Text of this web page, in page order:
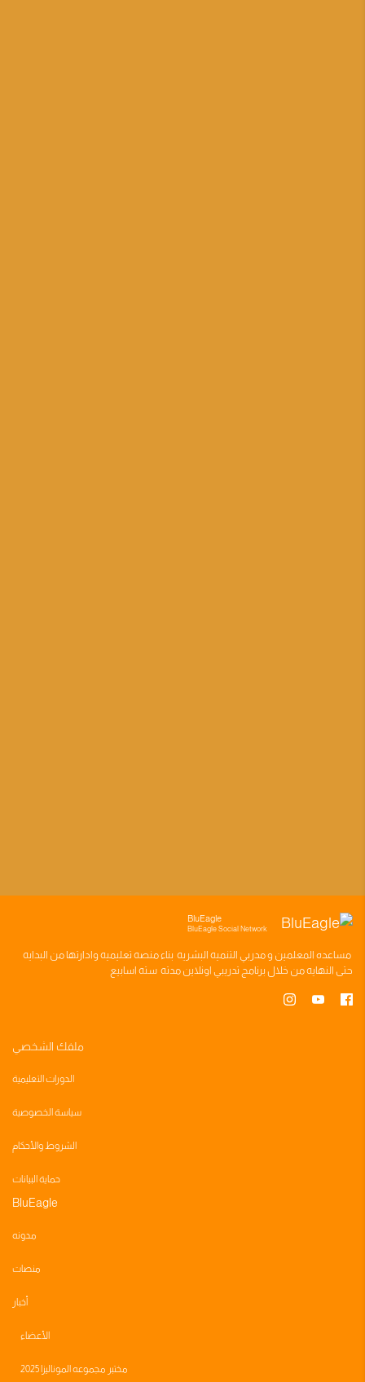
BluEagle
BluEagle Social Network
مساعده المعلمين ومدربي التنميه البشريه بناءمنصه تعليميه وادارتها من البدايه
حتى النهايه من خلال برنامج تدريبي اونلاين مدته سته اسابيع
ملفك الشخصي
الدورات التعليمية
سياسة الخصوصية
الشروط والأحكام
حماية البيانات
BluEagle
مدونه
منصات
أخبار
الأعضاء
مختبر مجموعه الموناليزا 2025